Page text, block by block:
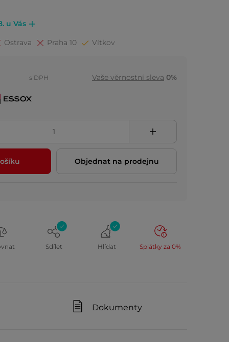
u Vás
Ostrava Praha 10 Vítkov
s DPH Vaše věrnostní sleva 0%
Objednat na prodejnu
Sdílet Hlídat Splátky za 0%
Dokumenty